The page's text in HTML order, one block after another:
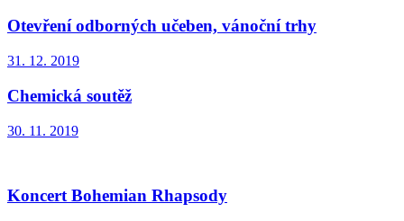
Otevření odborných učeben, vánoční trhy
31. 12. 2019
Chemická soutěž
30. 11. 2019
Koncert Bohemian Rhapsody